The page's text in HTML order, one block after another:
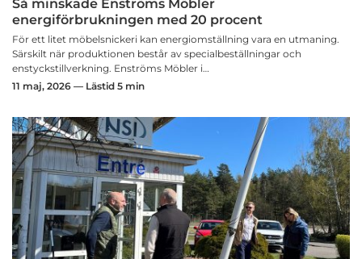
Så minskade Enströms Möbler
energiförbrukningen med 20 procent
För ett litet möbelsnickeri kan energiomställning vara en utmaning.
Särskilt när produktionen består av specialbeställningar och
enstyckstillverkning. Enströms Möbler i…
11 maj, 2026 — Lästid 5 min